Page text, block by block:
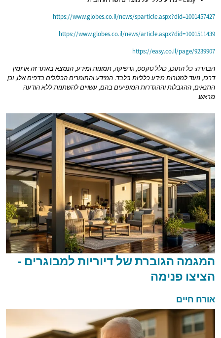
https://www.globes.co.il/news/sparticle.aspx?did=1001457427
https://www.globes.co.il/news/article.aspx?did=1001511439
https://easy.co.il/page/9239907
הבהרה: כל התוכן, כולל טקסט, גרפיקה, תמונות ומידע, הנמצא באתר זה או זמין
דרכו, נועד למטרות מידע כלליות בלבד. המידע והחומרים הכלולים בדפים אלו, וכן
התנאים, ההגבלות וההגדרות המופיעים בהם, עשויים להשתנות ללא הודעה
מראש.
המגמה הגוברת של דיוריות למבוגרים -
הציצו פנימה
אורח חיים